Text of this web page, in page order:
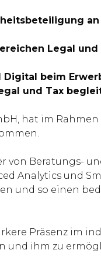
an
Legal und
Digital beim
und Tax
hat im Rahmen
von Beratungs-
Analytics und
und so einen
Präsenz im
ihm zu